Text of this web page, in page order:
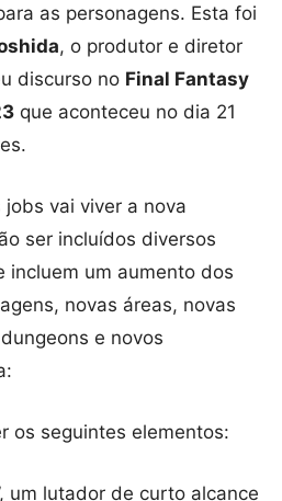
as personagens. Esta foi
, o produtor e diretor
discurso no Final Fantasy
que aconteceu no dia 21
vai viver a nova
ser incluídos diversos
incluem um aumento dos
novas áreas, novas
e novos
os seguintes elementos:
um lutador de curto alcance